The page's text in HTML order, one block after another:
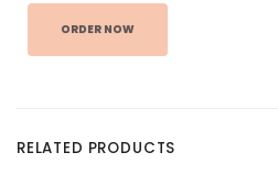
ORDER NOW
RELATED PRODUCTS